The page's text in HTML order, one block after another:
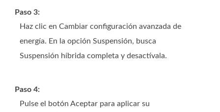
Paso 3:
Haz clic en Cambiar configuración avanzada de
energía. En la opción Suspensión, busca
Suspensión híbrida completa y desactívala.
Paso 4:
Pulse el botón Aceptar para aplicar su